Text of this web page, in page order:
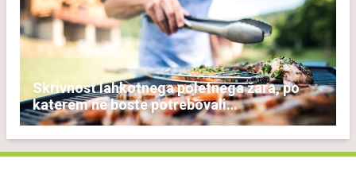
Skrivnost lahkotnega poletnega žara, po
katerem ne boste potrebovali
popoldanskega spanca